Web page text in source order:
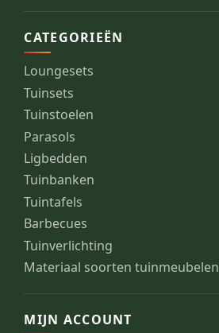
CATEGORIEËN
Loungesets
Tuinsets
Tuinstoelen
Parasols
Ligbedden
Tuinbanken
Tuintafels
Barbecues
Tuinverlichting
Materiaal soorten tuinmeubelen
MIJN ACCOUNT